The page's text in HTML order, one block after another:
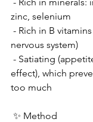
zinc, selenium
nervous system)
effect), which
too much
✨ Method